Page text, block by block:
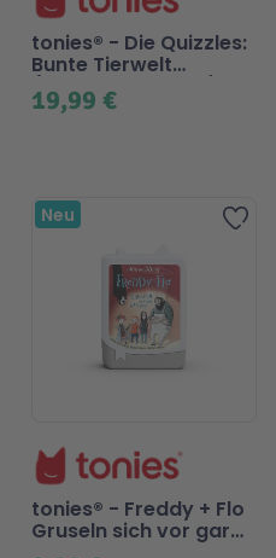
19,99 €
tonies® - Die Quizzles:
Bunte Tierwelt
(Tonieplay Spiel S)
Neu
Beliebt
tonies® - Freddy + Flo
Gruseln sich vor gar